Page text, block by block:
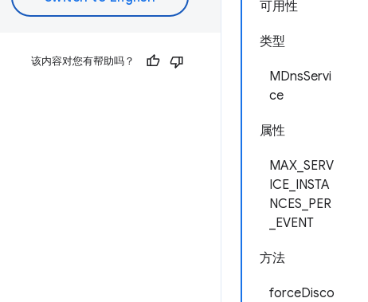
可用性
类型
MDnsServi
ce
属性
MAX_SERV
ICE_INSTA
NCES_PER
_EVENT
方法
forceDisco
该内容对您有帮助吗？